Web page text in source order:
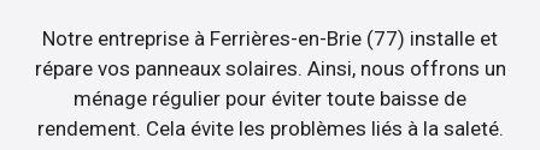
Notre entreprise à Ferrières-en-Brie (77) installe et
répare vos panneaux solaires. Ainsi, nous offrons un
ménage régulier pour éviter toute baisse de
rendement. Cela évite les problèmes liés à la saleté.